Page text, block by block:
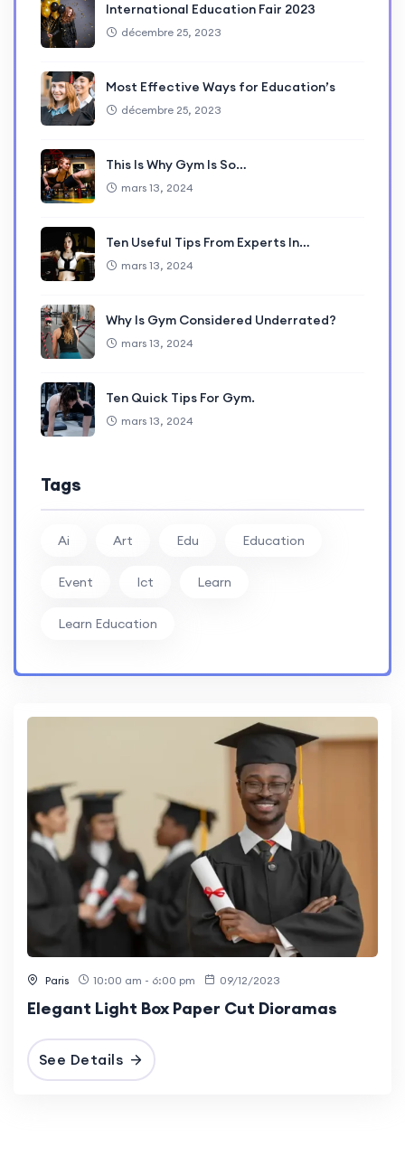
International Education Fair 2023
décembre 25, 2023
Most Effective Ways for Education’s
décembre 25, 2023
This Is Why Gym Is So…
mars 13, 2024
Ten Useful Tips From Experts In…
mars 13, 2024
Why Is Gym Considered Underrated?
mars 13, 2024
Ten Quick Tips For Gym.
mars 13, 2024
Tags
Ai Art Edu Education
Event Ict Learn
Learn Education
Paris 10:00 am - 6:00 pm 09/12/2023
Elegant Light Box Paper Cut Dioramas
See Details